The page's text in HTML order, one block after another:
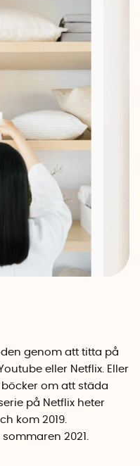
genom att titta på
eller Netflix. Eller
om att städa
på Netflix heter
kom 2019.
sommaren 2021.